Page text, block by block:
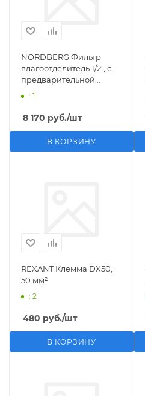
NORDBERG Фильтр
влагоотделитель 1/2", с
предварительной
фильтрацией
: 1
8 170 руб./шт
В КОРЗИНУ
REXANT Клемма DX50,
50 мм²
: 2
480 руб./шт
В КОРЗИНУ